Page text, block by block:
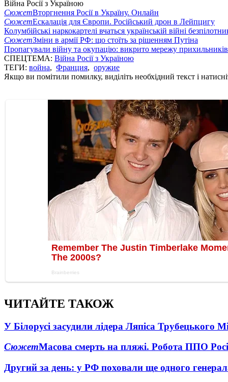
Війна Росії з Україною
СюжетВторгнення Росії в Україну. Онлайн
СюжетЕскалація для Європи. Російський дрон в Лейпцигу
Колумбійські наркокартелі вчаться українській війні
СюжетЗміни в армії РФ: що стоїть за рішенням Путіна
Пропагували війну та окупацію: викрито мережу
СПЕЦТЕМА: Війна Росії з Україною
ТЕГИ: война, Франция, оружие
Якщо ви помітили помилку, виділіть необхідний текст і
ЧИТАЙТЕ ТАКОЖ
У Білорусі засудили лідера Ляпіса Трубецького
СюжетМасова смерть на пляжі. Робота ППО
Другий за день: у РФ поховали ще одного